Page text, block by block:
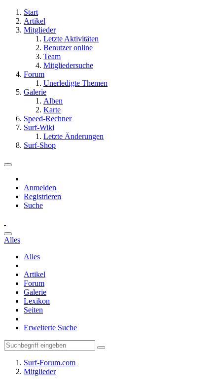
Start
Artikel
Mitglieder
Letzte Aktivitäten
Benutzer online
Team
Mitgliedersuche
Forum
Unerledigte Themen
Galerie
Alben
Karte
Speed-Rechner
Surf-Wiki
Letzte Änderungen
Surf-Shop
Anmelden
Registrieren
Suche
Alles
Alles
Artikel
Forum
Galerie
Lexikon
Seiten
Erweiterte Suche
Surf-Forum.com
Mitglieder